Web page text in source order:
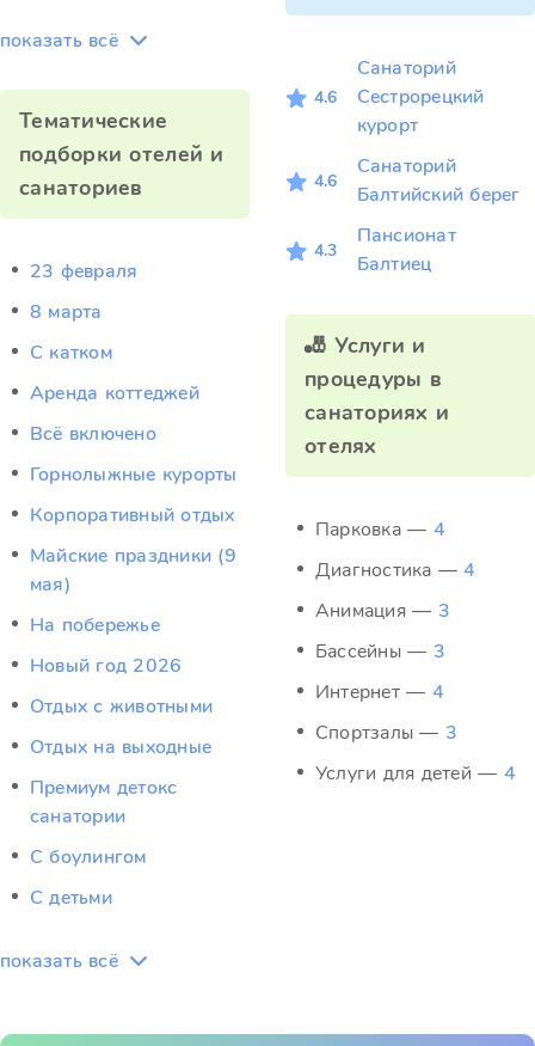
показать всё
Тематические
подборки отелей и
санаториев
23 февраля
8 марта
C катком
Аренда коттеджей
Всё включено
Горнолыжные курорты
Корпоративный отдых
Майские праздники (9
мая)
На побережье
Новый год 2026
Отдых c животными
Отдых на выходные
Премиум детокс
санатории
С боулингом
С детьми
показать всё
4.6
Санаторий
Сестрорецкий
курорт
4.6
Санаторий
Балтийский берег
4.3
Пансионат
Балтиец
🎳 Услуги и
процедуры в
санаториях и
отелях
Парковка — 4
Диагностика —4
Анимация — 3
Бассейны — 3
Интернет — 4
Спортзалы — 3
Услуги для детей — 4